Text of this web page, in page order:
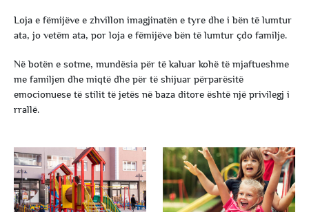
Loja e fëmijëve e zhvillon imagjinatën e tyre dhe i bën të lumtur
ata, jo vetëm ata, por loja e fëmijëve bën të lumtur çdo familje.
Në botën e sotme, mundësia për të kaluar kohë të mjaftueshme
me familjen dhe miqtë dhe për të shijuar përparësitë
emocionuese të stilit të jetës në baza ditore është një privilegj i
rrallë.